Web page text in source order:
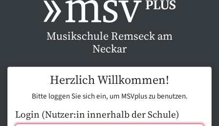
Musikschule Remseck am
Neckar
Herzlich Willkommen!
Bitte loggen Sie sich ein, um MSVplus zu benutzen.
Login (Nutzer:in innerhalb der Schule)